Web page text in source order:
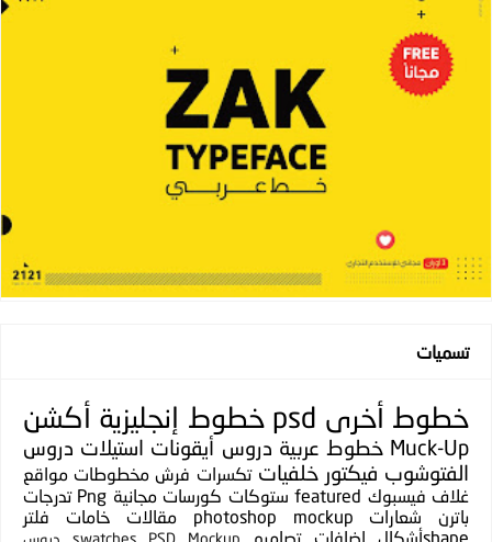
تسميات
خطوط أخرى psd خطوط إنجليزية أكشن
Muck-Up خطوط عربية دروس أيقونات استيلات دروس
الفتوشوب فيكتور خلفيات تكسرات فرش مخطوطات مواقع
غلاف فيسبوك featured ستوكات كورسات مجانية Png تدرجات
باترن
شعارات photoshop mockup مقالات خامات
فلتر
shapeأشكال
إضافات تصاميم